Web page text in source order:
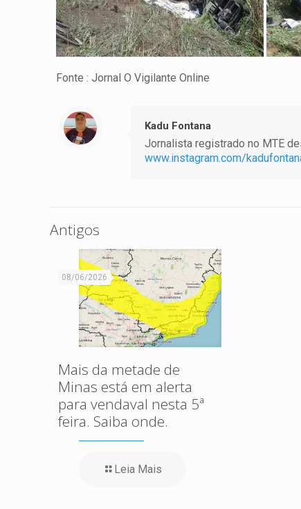
Fonte : Jornal O Vigilante Online
Kadu Fontana
Jornalista registrado no MTE
www.instagram.com/
Antigos
08/06/2026
Mais da metade de
Minas está em alerta
para vendaval nesta 5ª
feira. Saiba onde.
Leia Mais